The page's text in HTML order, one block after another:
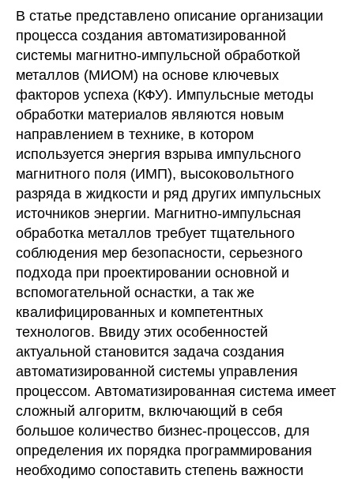
В статье представлено описание организации
процесса создания автоматизированной
системы магнитно-импульсной обработкой
металлов (МИОМ) на основе ключевых
факторов успеха (КФУ). Импульсные методы
обработки материалов являются новым
направлением в технике, в котором
используется энергия взрыва импульсного
магнитного поля (ИМП), высоковольтного
разряда в жидкости и ряд других импульсных
источников энергии. Магнитно-импульсная
обработка металлов требует тщательного
соблюдения мер безопасности, серьезного
подхода при проектировании основной и
вспомогательной оснастки, а так же
квалифицированных и компетентных
технологов. Ввиду этих особенностей
актуальной становится задача создания
автоматизированной системы управления
процессом. Автоматизированная система имеет
сложный алгоритм, включающий в себя
большое количество бизнес-процессов, для
определения их порядка программирования
необходимо сопоставить степень важности